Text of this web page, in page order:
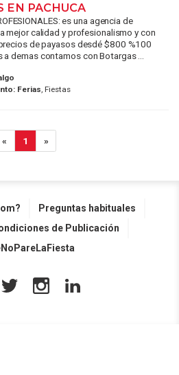
EN PACHUCA
es una agencia de
mejor calidad y profesionalismo y con
de payasos desdé $800 %100
a demas contamos con Botargas ...
Ferias, Fiestas
« 1 »
Preguntas habituales
de Publicación